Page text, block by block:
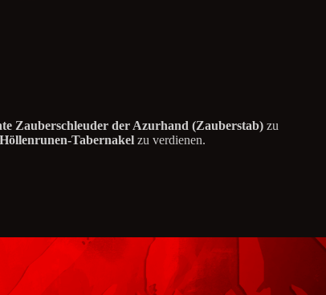
Zauberschleuder der Azurhand (Zauberstab) zu
Tabernakel zu verdienen.